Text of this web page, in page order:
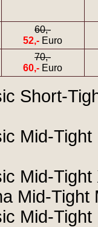
60,-
52,- Euro
70,-
60,- Euro
Short-
Mid-
Mid-
Mid-Tight
Mid-